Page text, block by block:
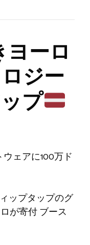
ーロ
ジー
プ
ェアに100万ド
ップタップのグ
が寄付ブース